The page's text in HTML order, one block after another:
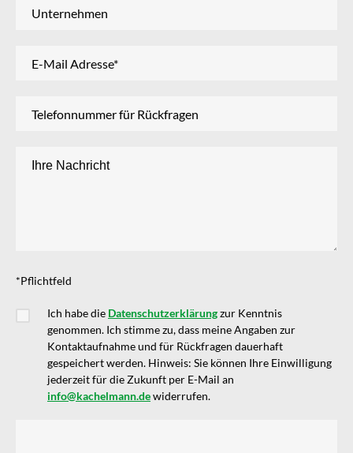
*Pflichtfeld
Ich habe die Datenschutzerklärungzur Kenntnis
genommen. Ich stimme zu, dass meine Angaben zur
Kontaktaufnahme und für Rückfragen dauerhaft
gespeichert werden. Hinweis: Sie können Ihre Einwilligung
jederzeit für die Zukunft per E-Mail an
info@kachelmann.dewiderrufen.